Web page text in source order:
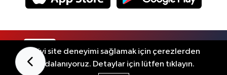
En iyi site deneyimi sağlamak için çerezlerden
faydalanıyoruz. Detaylar için lütfen tıklayın.